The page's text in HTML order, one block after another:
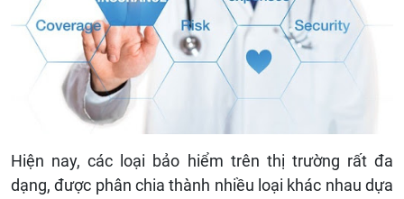
Hiện nay, các loại bảo hiểm trên thị trường rất đa
dạng, được phân chia thành nhiều loại khác nhau dựa